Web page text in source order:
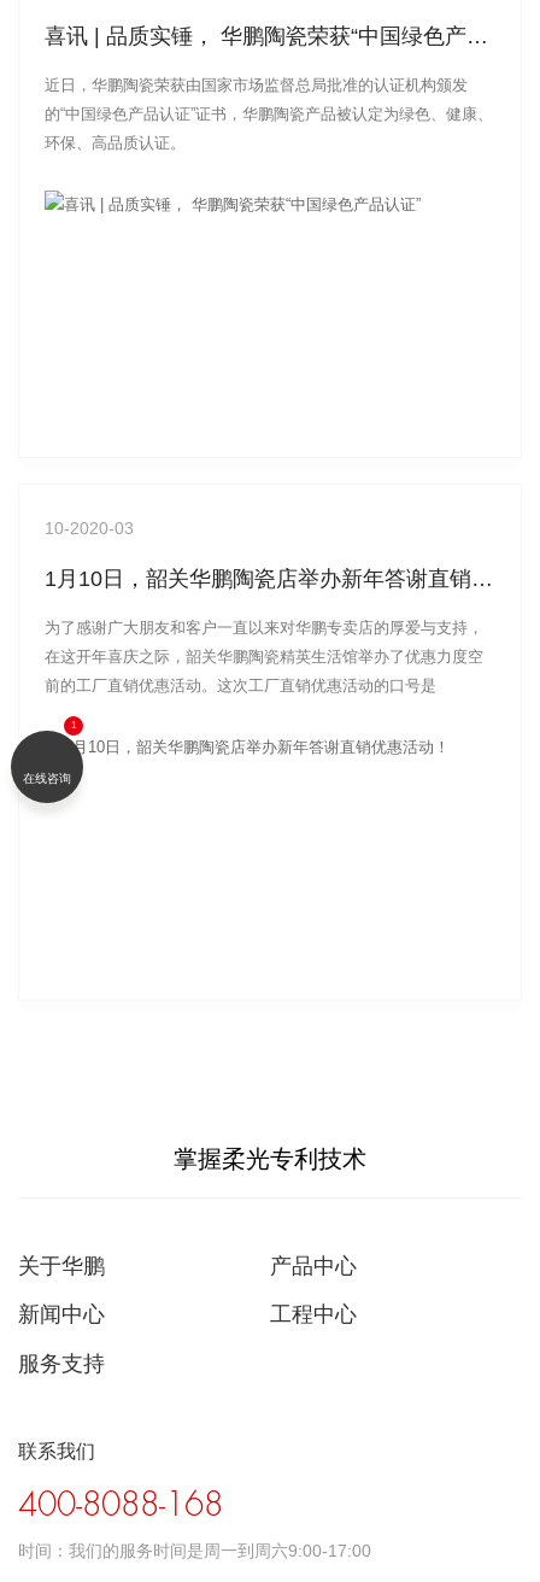
喜讯 | 品质实锤， 华鹏陶瓷荣获“中国绿色产品认证”
近日，华鹏陶瓷荣获由国家市场监督总局批准的认证机构颁发
的“中国绿色产品认证”证书，华鹏陶瓷产品被认定为绿色、健康、
环保、高品质认证。
10-2020-03
1月10日，韶关华鹏陶瓷店举办新年答谢直销优惠活动！
为了感谢广大朋友和客户一直以来对华鹏专卖店的厚爱与支持，
在这开年喜庆之际，韶关华鹏陶瓷精英生活馆举办了优惠力度空
前的工厂直销优惠活动。这次工厂直销优惠活动的口号是
掌握柔光专利技术
关于华鹏 产品中心
新闻中心 工程中心
服务支持
联系我们
400-8088-168
时间： 我们的服务时间是周一到周六9:00-17:00
在线咨询